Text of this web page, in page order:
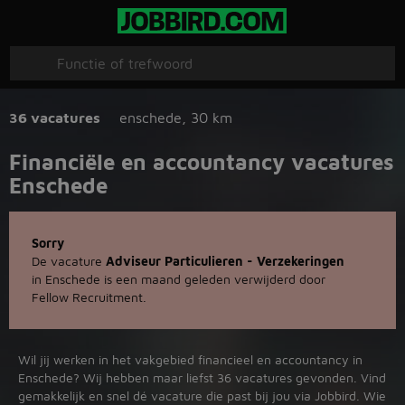
36 vacatures enschede 30 km
Financiële en accountancy vacatures
Enschede
Sorry
De vacature Adviseur Particulieren - Verzekeringen
in Enschede is een maand geleden verwijderd door
Fellow Recruitment.
Wil jij werken in het vakgebied financieel en accountancy in
Enschede? Wij hebben maar liefst 36 vacatures gevonden. Vind
gemakkelijk en snel dé vacature die past bij jou via Jobbird. Wie